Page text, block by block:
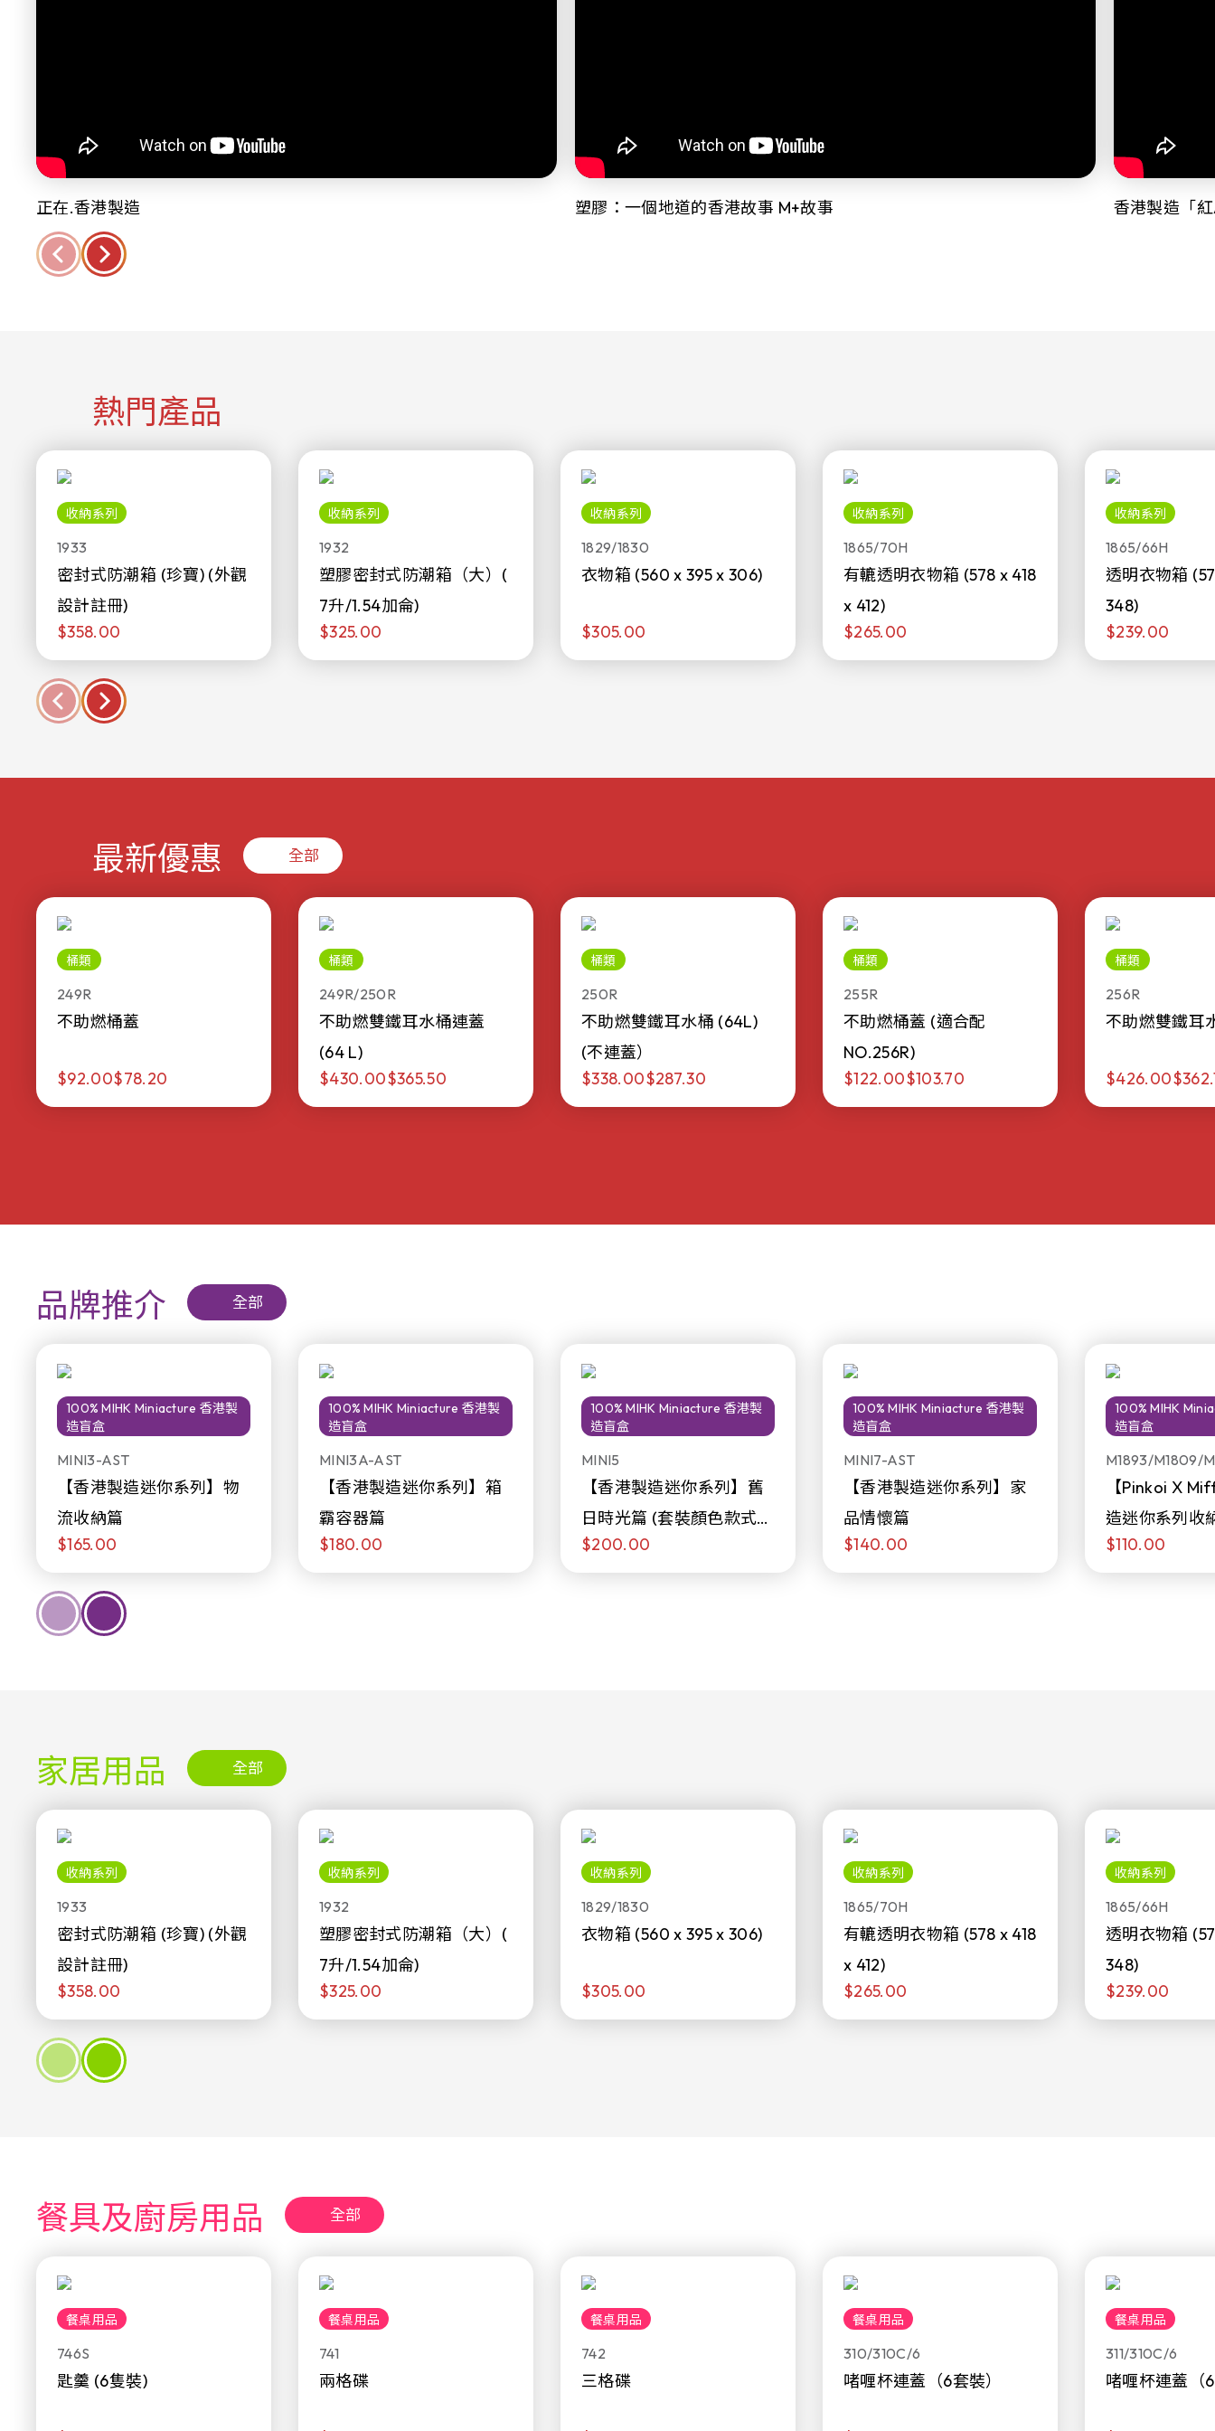
正在.香港製造 塑膠：一個地道的香港故事 M+故事 香港製造「
熱門產品
收納系列
1933
密封式防潮箱 (珍寶) (外觀
設計註冊)
$358.00
收納系列
1932
塑膠密封式防潮箱（大）(
7升/1.54加侖)
$325.00
收納系列
1829/1830
衣物箱 (560 x 395 x 306)
$305.00
收納系列
1865/70H
有轆透明衣物箱 (578 x 418
x 412)
$265.00
收納系列
1865/66H
透明衣物箱
348)
$239.00
最新優惠 全部
桶類
249R
不助燃桶蓋
$92.00$78.20
桶類
249R/250R
不助燃雙鐵耳水桶連蓋
(64 L)
$430.00$365.50
桶類
250R
不助燃雙鐵耳水桶 (64L)
(不連蓋）
$338.00$287.30
桶類
255R
不助燃桶蓋 (適合配
NO.256R)
$122.00$103.70
桶類
256R
不助燃雙鐵耳
$426.00
品牌推介 全部
100% MIHK Miniacture 香港製
造盲盒
MINI3-AST
【香港製造迷你系列】物
流收納篇
$165.00
100% MIHK Miniacture 香港製
造盲盒
MINI3A-AST
【香港製造迷你系列】箱
霸容器篇
$180.00
100% MIHK Miniacture 香港製
造盲盒
MINI5
【香港製造迷你系列】舊
日時光篇 (套裝顏色款式隨
機販售)
$200.00
100% MIHK Miniacture 香港製
造盲盒
MINI7-AST
【香港製造迷你系列】家
品情懷篇
$140.00
100% MIHK
造盲盒
M1893/M1809/
【Pinkoi X
造迷你系列收
日限定發售)
$110.00
家居用品 全部
收納系列
1933
密封式防潮箱 (珍寶) (外觀
設計註冊)
$358.00
收納系列
1932
塑膠密封式防潮箱（大）(
7升/1.54加侖)
$325.00
收納系列
1829/1830
衣物箱 (560 x 395 x 306)
$305.00
收納系列
1865/70H
有轆透明衣物箱 (578 x 418
x 412)
$265.00
收納系列
1865/66H
透明衣物箱
348)
$239.00
餐具及廚房用品 全部
餐桌用品
746S
匙羹 (6隻裝)
餐桌用品
741
兩格碟
餐桌用品
742
三格碟
餐桌用品
310/310C/6
啫喱杯連蓋（6套裝）
餐桌用品
311/310C/6
啫喱杯連蓋（